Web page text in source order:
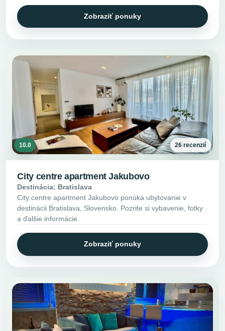
Zobraziť ponuky
10.0 26 recenzií
City centre apartment Jakubovo
Destinácia: Bratislava
City centre apartment Jakubovo ponúka ubytovanie v
destinácii Bratislava, Slovensko. Pozrite si vybavenie, fotky
a ďalšie informácie.
Zobraziť ponuky